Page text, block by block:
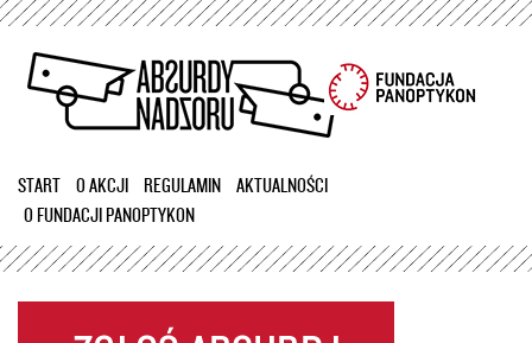
Przejdź
treści
START O AKCJI REGULAMIN
AKTUALNOŚCI
O FUNDACJI PANOPTYKON